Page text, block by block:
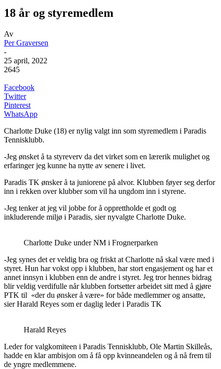
18 år og styremedlem
Av
Per Graversen
-
25 april, 2022
2645
Facebook
Twitter
Pinterest
WhatsApp
Charlotte Duke (18) er nylig valgt inn som styremedlem i Paradis
Tennisklubb.
-Jeg ønsket å ta styreverv da det virket som en lærerik mulighet og
erfaringer jeg kunne ha nytte av senere i livet.
Paradis TK ønsker å ta juniorene på alvor. Klubben føyer seg derfor
inn i rekken over klubber som vil ha ungdom inn i styrene.
-Jeg tenker at jeg vil jobbe for å opprettholde et godt og
inkluderende miljø i Paradis, sier nyvalgte Charlotte Duke.
Charlotte Duke under NM i Frognerparken
-Jeg synes det er veldig bra og friskt at Charlotte nå skal være med i
styret. Hun har vokst opp i klubben, har stort engasjement og har et
annet innsyn i klubben enn de andre i styret. Jeg tror hennes bidrag
blir veldig verdifulle når klubben fortsetter arbeidet sitt med å gjøre
PTK til «der du ønsker å være» for både medlemmer og ansatte,
sier Harald Reyes som er daglig leder i Paradis TK
Harald Reyes
Leder for valgkomiteen i Paradis Tennisklubb, Ole Martin Skilleås,
hadde en klar ambisjon om å få opp kvinneandelen og å nå frem til
de yngre medlemmene.